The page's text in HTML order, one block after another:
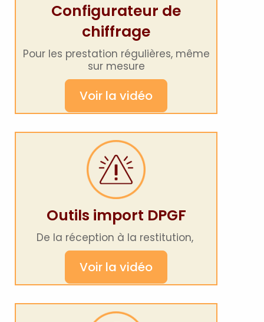
Configurateur de
chiffrage
Pour les prestation régulières, même
sur mesure
Voir la vidéo
Outils import DPGF
De la réception à la restitution,
Voir la vidéo